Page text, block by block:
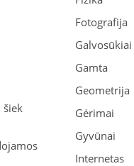
šiek
Fotografija
Galvosūkiai
Gamta
Geometrija
Gėrimai
Gyvūnai
Internetas